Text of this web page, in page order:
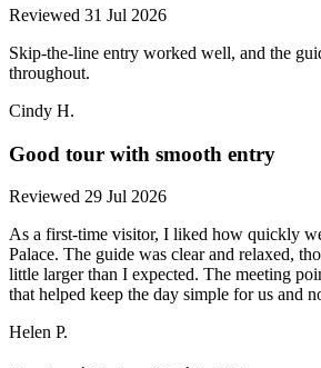
Reviewed 31 Jul 2026
Skip-the-line entry worked well, and the
throughout.
Cindy H.
Good tour with smooth entry
Reviewed 29 Jul 2026
As a first-time visitor, I liked how quickly
Palace. The guide was clear and relaxed,
little larger than I expected. The meeting
that helped keep the day simple for us and
Helen P.